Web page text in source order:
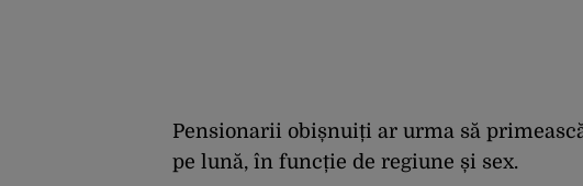
Pensionarii obișnuiți ar urma să
pe lună, în funcție de regiune și sex.